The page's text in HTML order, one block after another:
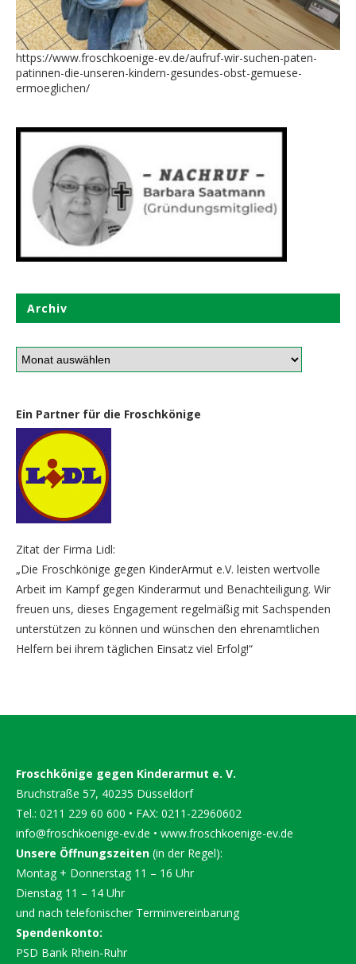
https://www.froschkoenige-ev.de/aufruf-wir-suchen-paten-
patinnen-die-unseren-kindern-gesundes-obst-gemuese-
ermoeglichen/
Archiv
Ein Partner für die Froschkönige
Zitat der Firma Lidl:
„Die Froschkönige gegen KinderArmut e.V. leisten wertvolle
Arbeit im Kampf gegen Kinderarmut und Benachteiligung. Wir
freuen uns, dieses Engagement regelmäßig mit Sachspenden
unterstützen zu können und wünschen den ehrenamtlichen
Helfern bei ihrem täglichen Einsatz viel Erfolg!“
Froschkönige gegen Kinderarmut e. V.
Bruchstraße 57, 40235 Düsseldorf
Tel.: 0211 229 60 600 • FAX: 0211-22960602
info@froschkoenige-ev.de • www.froschkoenige-ev.de
Unsere Öffnungszeiten (in der Regel):
Montag + Donnerstag 11 – 16 Uhr
Dienstag 11 – 14 Uhr
und nach telefonischer Terminvereinbarung
Spendenkonto:
PSD Bank Rhein-Ruhr